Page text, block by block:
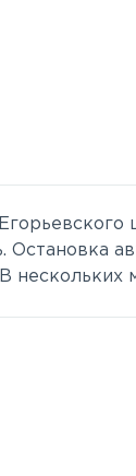
Остановка
нескольких